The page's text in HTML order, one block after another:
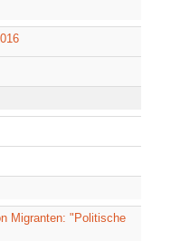
Migranten: "Politische